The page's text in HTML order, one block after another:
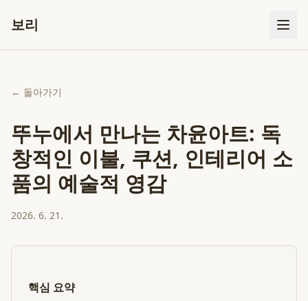
보리
← 돌아가기
뚜누에서 만나는 차윤아트: 독
창적인 이불, 쿠션, 인테리어 소
품의 예술적 영감
2026. 6. 21.
핵심 요약